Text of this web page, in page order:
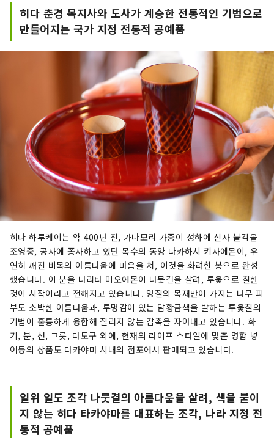
(산차)를 중심으로 정교한 움직임을 보이기 때문에
인형이나 그림 두루마리의 재현과 같은 축제 행렬
이 특징으로 국내외보다 많은 분들이 구경에 방문
합니다. 도쿄에서는 약 6시간, 오사카에서는 약 4
시간의 길입니다. 주위에는 시라카와고와 가미코
치, 가나자와 등 일본 유수의 관광지가 있어 히다 타
카야마를 중심으로 다양한 토지에 방문할 수 있습
니다. 구미형 호텔과 전통적인 여관, 가정적인 민박
과 장기 체류를 향한 호스텔 등 다양한 종류의 숙박
시설이 혼재하고 있어, 이용자의 수요에 응할 수 있
는 용량이 있습니다. 자연·역사·전통·문화·미식,
다양한 분야에 종사하는 히다의 사람들은 소박하고
따뜻하고, 방문하는 사람들을 진심으로 대접합니
다.
히다 춘경 목지사와 도사가 계승한 전통적인 기법으로
만들어지는 국가 지정 전통적 공예품
히다 하루케이는 약 400년 전, 가나모리 가중이 성하에 신사 불각을
조영중, 공사에 종사하고 있던 목수의 동양 다카하시 키사에몬이, 우
연히 깨진 비목의 아름다움에 마음을 쳐, 이것을 화려한 봉으로 완성
했습니다. 이 분을 나리타 미오에몬이 나뭇결을 살려, 투옻으로 칠한
것이 시작이라고 전해지고 있습니다. 양질의 목재만이 가지는 나무 피
부도 소박한 아름다움과, 투명감이 있는 담황금색을 발하는 투옻칠의
기법이 훌륭하게 융합해 질리지 않는 감촉을 자아내고 있습니다. 화
기, 분, 선, 그릇, 다도구 외에, 현재의 라이프 스타일에 맞춘 명함 넣
어등의 상품도 다카야마 시내의 점포에서 판매되고 있습니다.
일위 일도 조각 나뭇결의 아름다움을 살려, 색을 붙이
지 않는 히다 타카야마를 대표하는 조각, 나라 지정 전
통적 공예품